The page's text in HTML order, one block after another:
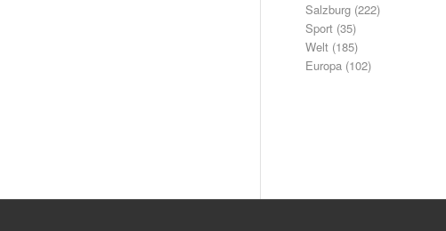
Salzburg(222)
Sport(35)
Welt(185)
Europa(102)